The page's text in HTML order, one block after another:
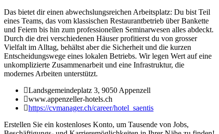
Das bietet dir einen abwechslungsreichen Arbeitsplatz: Du bist Teil
eines Teams, das vom klassischen Restaurantbetrieb über Bankette
und Feiern bis hin zum professionellen Seminarwesen alles abdeckt.
Durch die drei verschiedenen Häuser profitierst du von grosser
Vielfalt im Alltag, behältst aber die Sicherheit und die kurzen
Entscheidungswege eines lokalen Betriebs. Wir legen Wert auf eine
unkomplizierte Zusammenarbeit und eine Infrastruktur, die
modernes Arbeiten unterstützt.
Landsgemeindeplatz 3, 9050 Appenzell
www.appenzeller-hotels.ch
https://cvmanager.ch/career/hotel_saentis
Erstellen Sie ein kostenloses Konto, um Tausende von Jobs,